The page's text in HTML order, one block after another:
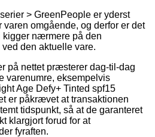
> GreenPeople er yderst
omgående, og derfor er det
nærmere på den
den aktuelle vare.
på nettet præsterer dag-til-dag
varenumre, eksempelvis
Age Defy+ Tinted spf15
er påkrævet at transaktionen
tidspunkt, så at de garanteret
klargjort forud for at
fyraften.